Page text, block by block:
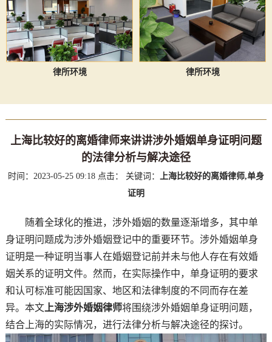
律所环境 律所环境
上海比较好的离婚律师来讲讲涉外婚姻单身证明问题
的法律分析与解决途径
时间：2023-05-25 09:18 点击： 关键词：
上海比较好的离婚律师,单身
证明
随着全球化的推进，涉外婚姻的数量逐渐增多，其中单
身证明问题成为涉外婚姻登记中的重要环节。涉外婚姻单身
证明是一种证明当事人在婚姻登记前并未与他人存在有效婚
姻关系的证明文件。然而，在实际操作中，单身证明的要求
和认可标准可能因国家、地区和法律制度的不同而存在差
异。本文上海涉外婚姻律师将围绕涉外婚姻单身证明问题，
结合上海的实际情况，进行法律分析与解决途径的探讨。